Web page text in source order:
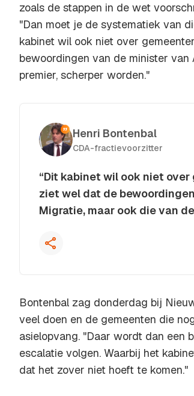
zoals de stappen in de wet
"Dan moet je de systematiek van
kabinet wil ook niet over
bewoordingen van de minister
premier, scherper worden."
Henri Bontenbal
CDA-fractievoorzitter
“Dit kabinet wil ook niet
ziet wel dat de
Migratie, maar ook die van
Kopieer quote
Bontenbal zag donderdag bij
veel doen en de gemeenten die
asielopvang. "Daar wordt dan een
escalatie volgen. Waarbij het
dat het zover niet hoeft te komen."